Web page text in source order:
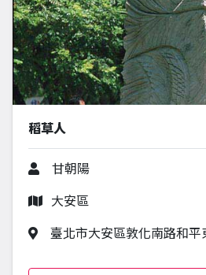
稻草人
作者
甘朝陽
行政區
大安區
作品地址
臺北市大安區敦化南路和平